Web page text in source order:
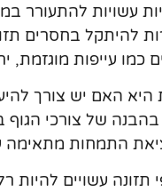
עשויות להתעורר
להיתקל בחסרים
כמו עייפות מוגזמת,
האם יש צורך
בהבנה של צורכי
התמחות מתאימה
תזונה עשויים להיות